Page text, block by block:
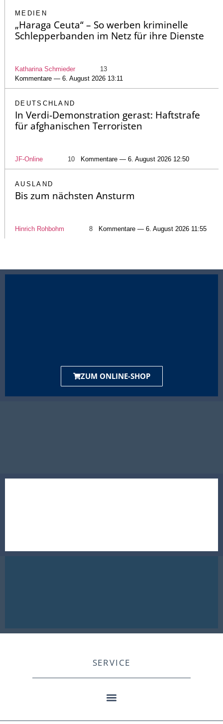
MEDIEN
„Haraga Ceuta“ – So werben kriminelle
Schlepperbanden im Netz für ihre Dienste
Katharina Schmieder
13
Kommentare — 6. August 2026 13:11
DEUTSCHLAND
In Verdi-Demonstration gerast: Haftstrafe
für afghanischen Terroristen
JF-Online 10 Kommentare — 6. August 2026 12:50
AUSLAND
Bis zum nächsten Ansturm
Hinrich Rohbohm 8 Kommentare — 6. August 2026 11:55
ZUM ONLINE-SHOP
SERVICE